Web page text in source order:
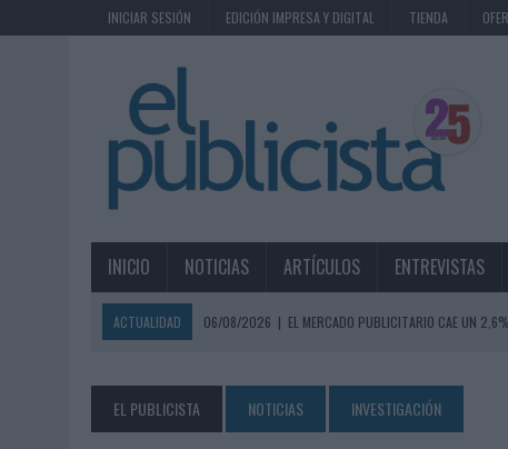
INICIAR SESIÓN EDICIÓN IMPRESA Y DIGITAL TIENDA
INICIO NOTICIAS ARTÍCULOS ENTREVISTAS
ACTUALIDAD 06/08/2026 | EL MERCADO PUBLICITARIO CAE UN
EL USO DE LA IA GENERATIVA ALCANZA YA AL 62% DE LOS
06/08/2026 | SYSTEM1 NOMBRA A KIMBERLY BASTONI COMO NUEVA
EL PUBLICISTA NOTICIAS INVESTIGACIÓN